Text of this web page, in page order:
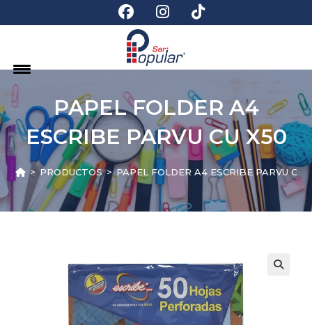
PAPEL FOLDER A4
ESCRIBE PARVU CU X50
> PRODUCTOS > PAPEL FOLDER A4 ESCRIBE PARVU CU